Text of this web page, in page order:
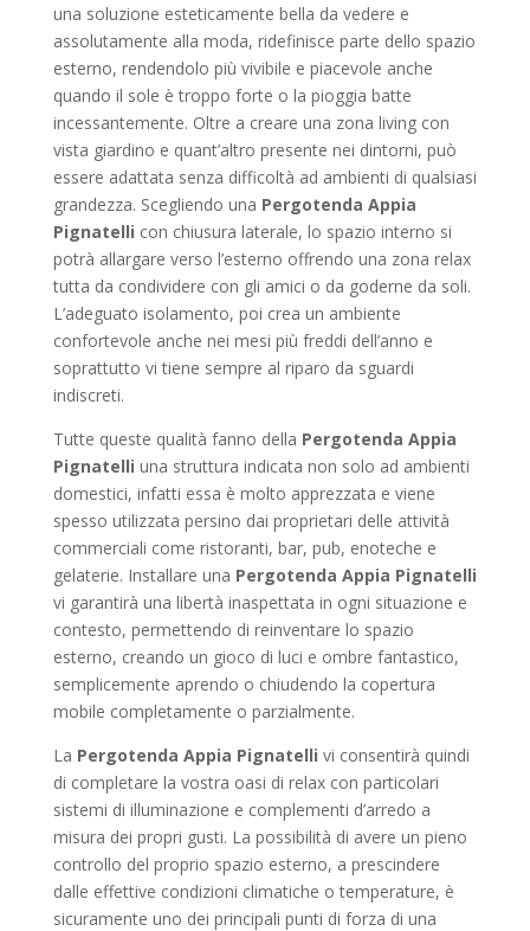
una soluzione esteticamente bella da vedere e
assolutamente alla moda, ridefinisce parte dello spazio
esterno, rendendolo più vivibile e piacevole anche
quando il sole è troppo forte o la pioggia batte
incessantemente. Oltre a creare una zona living con
vista giardino e quant’altro presente nei dintorni, può
essere adattata senza difficoltà ad ambienti di qualsiasi
grandezza. Scegliendo una Pergotenda Appia
Pignatelli con chiusura laterale, lo spazio interno si
potrà allargare verso l’esterno offrendo una zona relax
tutta da condividere con gli amici o da goderne da soli.
L’adeguato isolamento, poi crea un ambiente
confortevole anche nei mesi più freddi dell’anno e
soprattutto vi tiene sempre al riparo da sguardi
indiscreti.
Tutte queste qualità fanno della Pergotenda Appia
Pignatelli una struttura indicata non solo ad ambienti
domestici, infatti essa è molto apprezzata e viene
spesso utilizzata persino dai proprietari delle attività
commerciali come ristoranti, bar, pub, enoteche e
gelaterie. Installare una Pergotenda Appia Pignatelli
vi garantirà una libertà inaspettata in ogni situazione e
contesto, permettendo di reinventare lo spazio
esterno, creando un gioco di luci e ombre fantastico,
semplicemente aprendo o chiudendo la copertura
mobile completamente o parzialmente.
La Pergotenda Appia Pignatelli vi consentirà quindi
di completare la vostra oasi di relax con particolari
sistemi di illuminazione e complementi d’arredo a
misura dei propri gusti. La possibilità di avere un pieno
controllo del proprio spazio esterno, a prescindere
dalle effettive condizioni climatiche o temperature, è
sicuramente uno dei principali punti di forza di una